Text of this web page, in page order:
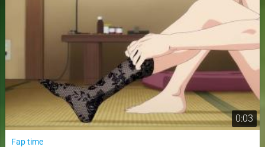
0:03
Fap time